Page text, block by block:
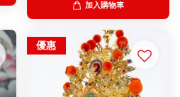
加入購物車
優惠